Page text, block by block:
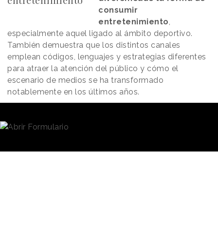
consumir
entretenimiento,
especialmente aquel ligado al ámbito deportivo.
También demuestra que los distintos canales
emplean códigos, lenguajes y estrategias diferentes
para atraer la atención del público y cómo el
escenario de medios se ha transformado
notablemente en los últimos años.
bruto que pueda ofrecer un medidor de audiencias